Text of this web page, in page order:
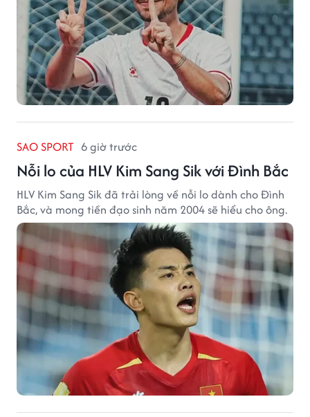
SAO SPORT 6 giờ trước
Nỗi lo của HLV Kim Sang Sik với Đình Bắc
HLV Kim Sang Sik đã trải lòng về nỗi lo dành cho Đình
Bắc, và mong tiền đạo sinh năm 2004 sẽ hiểu cho ông.